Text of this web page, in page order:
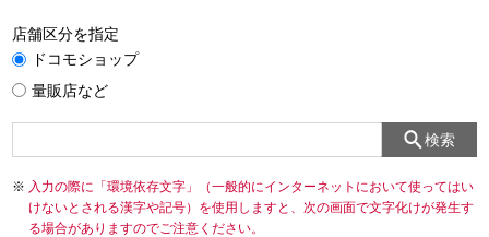
店舗区分を指定
ドコモショップ
量販店など
検索
入力の際に「環境依存文字」（一般的にインターネットにおいて使ってはい
けないとされる漢字や記号）を使用しますと、次の画面で文字化けが発生す
る場合がありますのでご注意ください。